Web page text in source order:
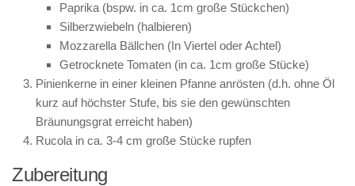
Paprika (bspw. in ca. 1cm große Stückchen)
Silberzwiebeln (halbieren)
Mozzarella Bällchen (In Viertel oder Achtel)
Getrocknete Tomaten (in ca. 1cm große Stücke)
Pinienkerne in einer kleinen Pfanne anrösten (d.h. ohne Öl
kurz auf höchster Stufe, bis sie den gewünschten
Bräunungsgrat erreicht haben)
Rucola in ca. 3-4 cm große Stücke rupfen
Zubereitung